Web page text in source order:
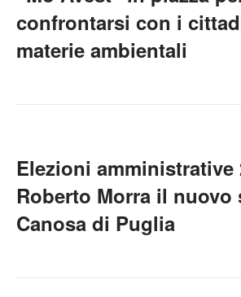
confrontarsi con i
materie ambientali
Elezioni amministrative
Roberto Morra il nuovo
Canosa di Puglia